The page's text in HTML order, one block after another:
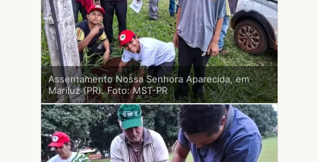
Assentamento Nossa Senhora Aparecida, em
Mariluz (PR). Foto: MST-PR